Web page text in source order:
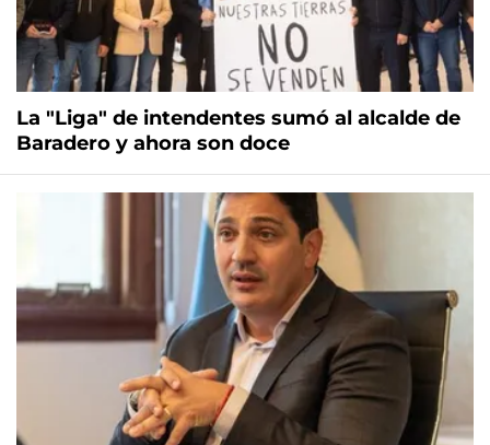
La "Liga" de intendentes sumó al alcalde de
Baradero y ahora son doce